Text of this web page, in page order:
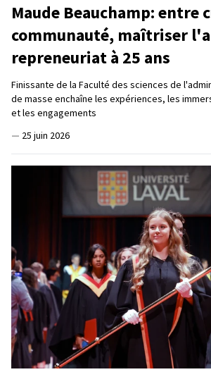
Maude Beauchamp: entre
communauté, maîtriser
repreneuriat à 25 ans
Finissante de la Faculté des sciences de
de masse enchaîne les expériences, les
et les engagements
— 25 juin 2026